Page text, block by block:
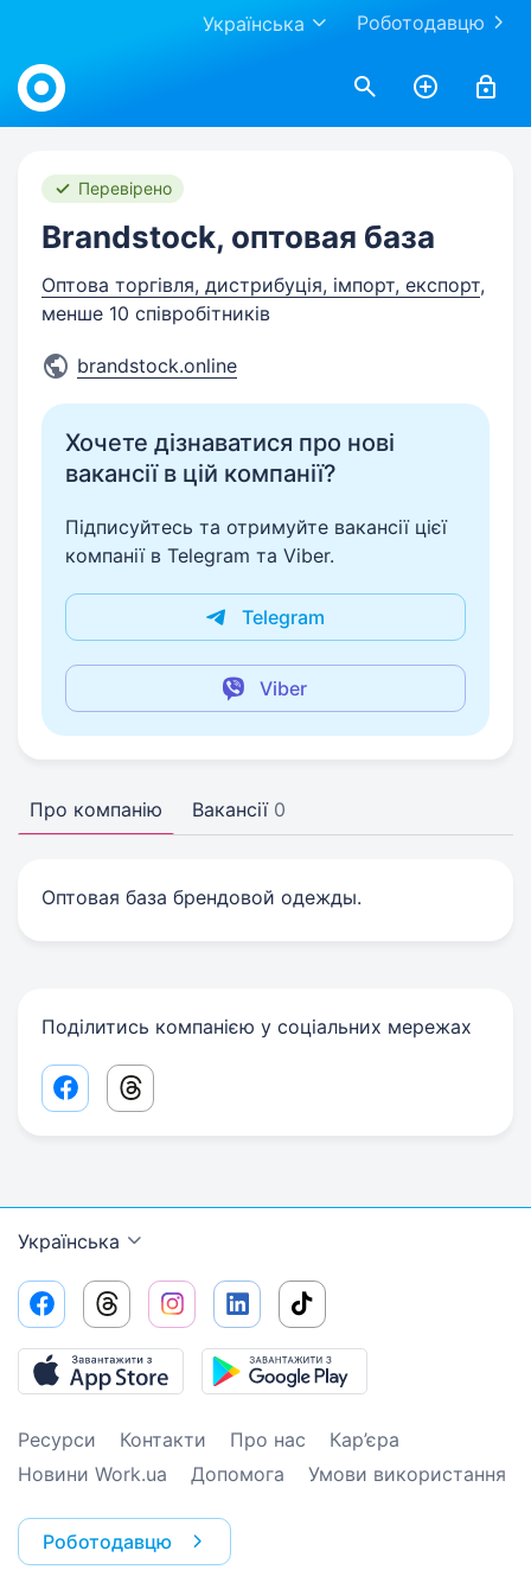
Роботодавцю
Українська
Work.ua
Перевірено
Brandstock, оптовая база
Оптова торгівля, дистрибуція, імпорт, експорт,
менше 10 співробітників
brandstock.online
Хочете дізнаватися про нові
вакансії в цій компанії?
Підписуйтесь та отримуйте вакансії цієї
компанії в Telegram та Viber.
Telegram
Viber
Про компанію Вакансії 0
Оптовая база брендовой одежды.
Поділитись компанією у соціальних мережах
Facebook share link
Threads share link
Українська
Ресурси Контакти Про нас
Кар’єра
Новини Work.ua
Допомога Умови використання
Роботодавцю